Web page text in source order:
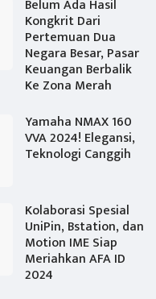
Belum Ada Hasil
Kongkrit Dari
Pertemuan Dua
Negara Besar, Pasar
Keuangan Berbalik
Ke Zona Merah
Yamaha NMAX 160
VVA 2024! Elegansi,
Teknologi Canggih
Kolaborasi Spesial
UniPin, Bstation, dan
Motion IME Siap
Meriahkan AFA ID
2024